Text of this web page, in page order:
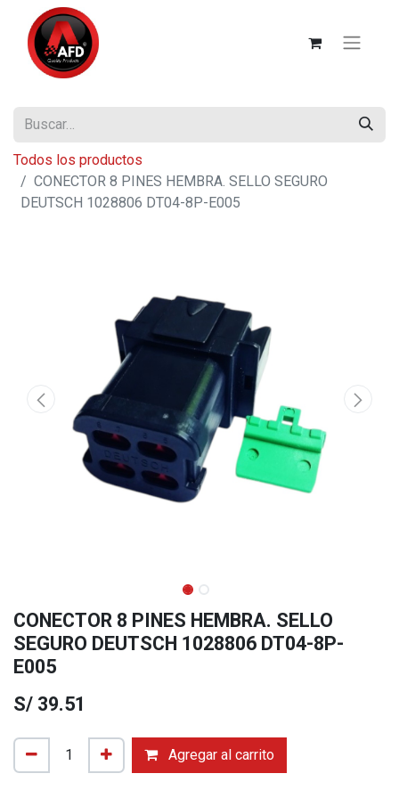
Todos los productos
CONECTOR 8 PINES HEMBRA. SELLO SEGURO
DEUTSCH 1028806 DT04-8P-E005
CONECTOR 8 PINES HEMBRA. SELLO
SEGURO DEUTSCH 1028806 DT04-8P-
E005
S/ 39.51
Agregar al carrito